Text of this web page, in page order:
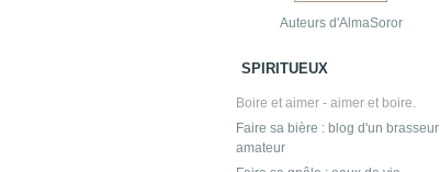
Auteurs d'AlmaSoror
SPIRITUEUX
Boire et aimer - aimer et boire.
Faire sa bière : blog d'un brasseur
amateur